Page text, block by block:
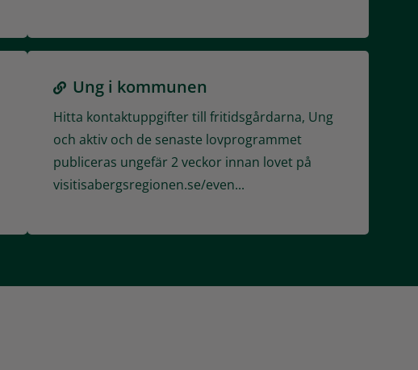
Ung i kommunen
Hitta kontaktuppgifter till fritidsgårdarna, Ung
och aktiv och de senaste lovprogrammet
publiceras ungefär 2 veckor innan lovet på
visitisabergsregionen.se/even...